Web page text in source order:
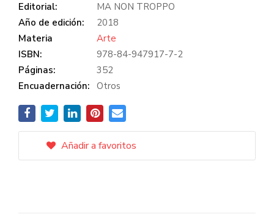
Editorial:
MA NON TROPPO
Año de edición:
2018
Materia
Arte
ISBN:
978-84-947917-7-2
Páginas:
352
Encuadernación: Otros
Añadir a favoritos